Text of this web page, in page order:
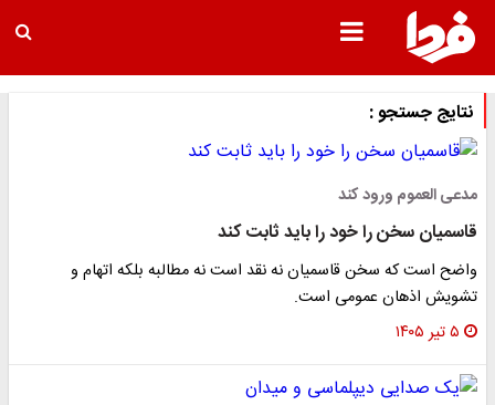
نتایج جستجو :
مدعی العموم ورود کند
قاسمیان سخن را خود را باید ثابت کند
واضح است که سخن قاسمیان نه نقد است نه مطالبه بلکه اتهام و
تشویش اذهان عمومی است.
۵ تیر ۱۴۰۵